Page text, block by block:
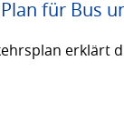
für Bus
erklärt